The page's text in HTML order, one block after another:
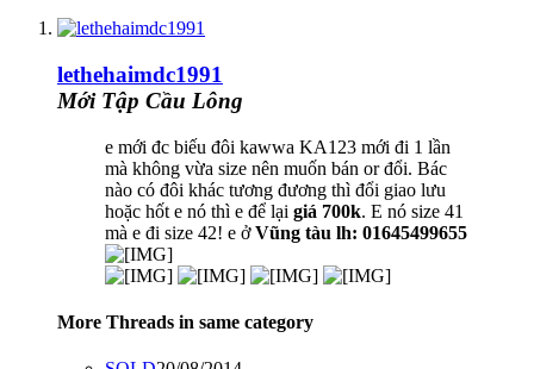
lethehaimdc1991
Mới Tập Cầu Lông
e mới đc biếu đôi kawwa KA123 mới đi 1 lần
mà không vừa size nên muốn bán or đổi. Bác
nào có đôi khác tương đương thì đổi giao lưu
hoặc hốt e nó thì e để lại giá 700k. E nó size 41
mà e đi size 42! e ởVũng tàu lh: 01645499655
More Threads in same category